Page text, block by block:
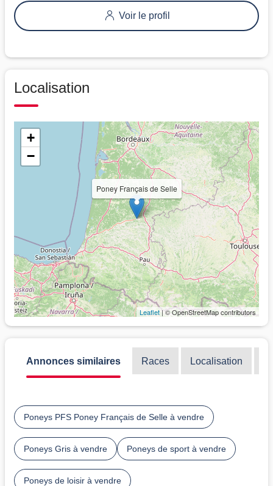
Voir le profil
Localisation
Poney Français de Selle
+
−
Leaflet | © OpenStreetMap contributors
Annonces similaires Races Localisation
Poneys PFS Poney Français de Selle à vendre
Poneys Gris à vendre Poneys de sport à vendre
Poneys de loisir à vendre